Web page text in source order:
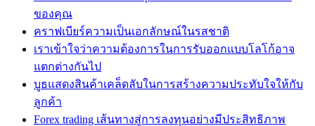
ของคุณ
คราฟเบียร์ความเป็นเอกลักษณ์ในรสชาติ
เราเข้าใจว่าความต้องการในการรับออกแบบโลโก้อาจ
แตกต่างกันไป
บูธแสดงสินค้าเคล็ดลับในการสร้างความประทับใจให้กับ
ลูกค้า
Forex trading เส้นทางสู่การลงทุนอย่างมีประสิทธิภาพ